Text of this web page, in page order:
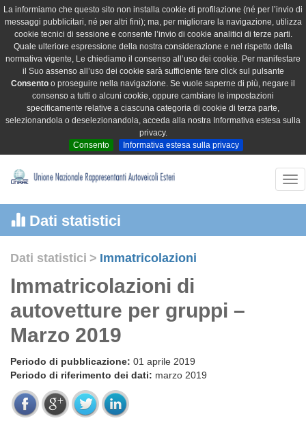
La informiamo che questo sito non installa cookie di profilazione (né per l’invio di
messaggi pubblicitari, né per altri fini); ma, per migliorare la navigazione, utilizza
cookie tecnici di sessione e consente l’invio di cookie analitici di terze parti.
Quale ulteriore espressione della nostra considerazione e nel rispetto della
normativa vigente, Le chiediamo il consenso all’uso dei cookie. Per manifestare
il Suo assenso all’uso dei cookie sarà sufficiente fare click sul pulsante
Consento o proseguire nella navigazione. Se vuole saperne di più, negare il
consenso a tutti o alcuni cookie, oppure cambiare le impostazioni
specificamente relative a ciascuna categoria di cookie di terza parte,
selezionandola o deselezionandola, acceda alla nostra Informativa estesa sulla
privacy.
Consento
Informativa estesa sulla privacy
Dati statistici
Dati statistici > Immatricolazioni
Immatricolazioni di
autovetture per gruppi –
Marzo 2019
Periodo di pubblicazione: 01 aprile 2019
Periodo di riferimento dei dati: marzo 2019